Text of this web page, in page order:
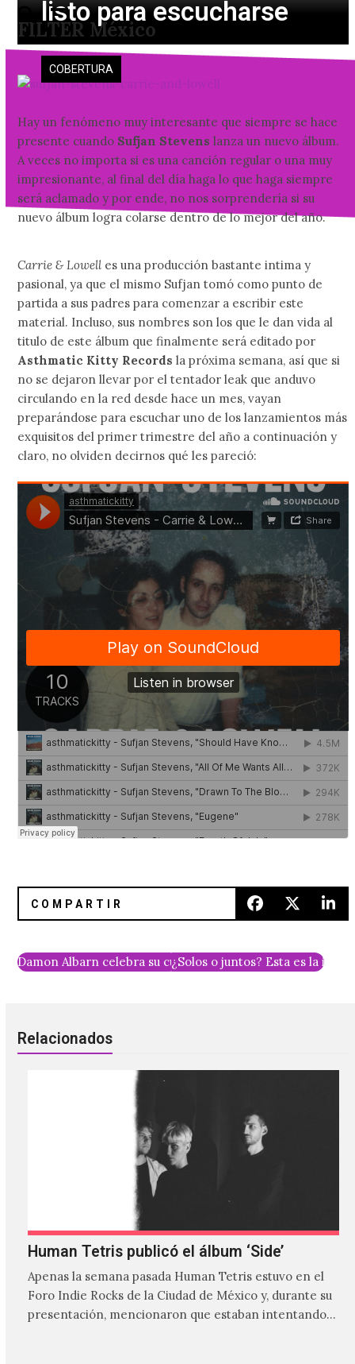
Skip
content
FILTER México
Open
mobile
menu
Close
mobile
menu
COBERTURA
listo para escucharse
Hay un fenómeno muy interesante que siempre se hace
presente cuando Sufjan Stevens lanza un nuevo álbum.
A veces no importa si es una canción regular o una muy
impresionante, al final del día haga lo que haga siempre
será aclamado y por ende, no nos sorprendería si su
nuevo álbum logra colarse dentro de lo mejor del año.
Carrie & Lowell es una producción bastante intima y
pasional, ya que el mismo Sufjan tomó como punto de
partida a sus padres para comenzar a escribir este
material. Incluso, sus nombres son los que le dan vida al
titulo de este álbum que finalmente será editado por
Asthmatic Kitty Records la próxima semana, así que si
no se dejaron llevar por el tentador leak que anduvo
circulando en la red desde hace un mes, vayan
preparándose para escuchar uno de los lanzamientos más
exquisitos del primer trimestre del año a continuación y
claro, no olviden decirnos qué les pareció:
Damon Albarn celebra su cumpleaños con una nueva de
¿Solos o juntos? Esta es la
Relacionados
Human Tetris publicó el álbum ‘Side’
Apenas la semana pasada Human Tetris estuvo en el
Foro Indie Rocks de la Ciudad de México y, durante su
presentación, mencionaron que estaban intentando…